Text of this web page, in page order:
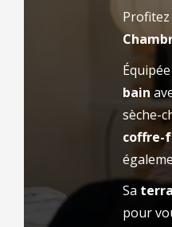
ACCUEIL
vos dates de
et découvrez
Contactez-nous
via notre
Profitez
Équipée
bain
sèche-
coffre-
Sa
pour